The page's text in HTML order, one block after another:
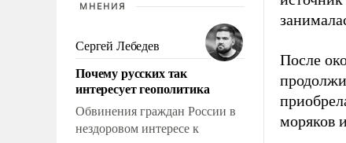
МНЕНИЯ
Сергей Лебедев
Почему русских так
интересует геополитика
Обвинения граждан России в
нездоровом интересе к
После
моряков